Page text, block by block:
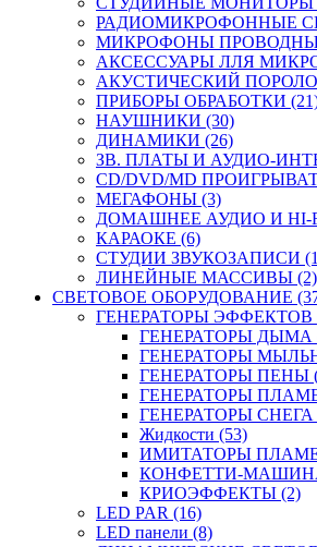
РАДИОМИКРОФОННЫЕ
МИКРОФОНЫ
АКСЕССУАРЫ ЛЛЯ
АКУСТИЧЕСКИЙ
ПРИБОРЫ ОБРАБОТКИ
НАУШНИКИ (30)
ДИНАМИКИ (26)
ЗВ. ПЛАТЫ И АУДИО-
CD/DVD/MD
МЕГАФОНЫ (3)
ДОМАШНЕЕ АУДИО И HI-
КАРАОКЕ (6)
СТУДИИ ЗВУКОЗАПИСИ
ЛИНЕЙНЫЕ МАССИВЫ (2)
СВЕТОВОЕ ОБОРУДОВАНИЕ
ГЕНЕРАТОРЫ ЭФФЕКТОВ
ГЕНЕРАТОРЫ ДЫМА
ГЕНЕРАТОРЫ
ГЕНЕРАТОРЫ ПЕНЫ
ГЕНЕРАТОРЫ
ГЕНЕРАТОРЫ
Жидкости (53)
ИМИТАТОРЫ
КОНФЕТТИ-
КРИОЭФФЕКТЫ (2)
LED PAR (16)
LED панели (8)